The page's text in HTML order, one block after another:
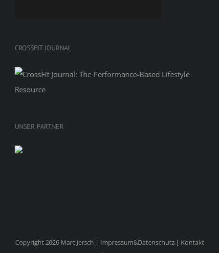
CROSSFIT JOURNAL
UNSER PARTNER
Copyright 2026 Marc Jersch | Impressum&Datenschutz| Kontakt